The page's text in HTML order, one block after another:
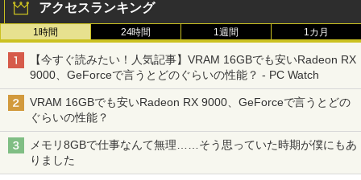
アクセスランキング
1時間 24時間 1週間 1カ月
【今すぐ読みたい！人気記事】VRAM 16GBでも安いRadeon RX
9000、GeForceで言うとどのぐらいの性能？ - PC Watch
VRAM 16GBでも安いRadeon RX 9000、GeForceで言うとどの
ぐらいの性能？
メモリ8GBで仕事なんて無理……そう思っていた時期が僕にもあ
りました